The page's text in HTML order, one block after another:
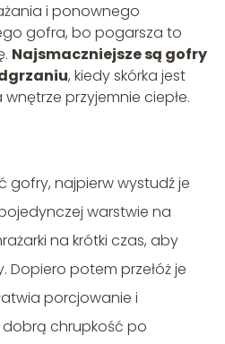
i ponownego
gofra, bo pogarsza to
Najsmaczniejsze są gofry
, kiedy skórka jest
przyjemnie ciepłe.
gofry, najpierw wystudź je
warstwie na
na krótki czas, aby
Dopiero potem przełóż je
porcjowanie i
chrupkość po